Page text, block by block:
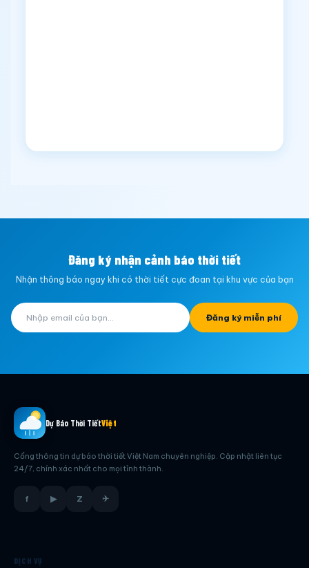
Đăng ký nhận cảnh báo thời tiết
Nhận thông báo ngay khi có thời tiết cực đoan tại khu vực của bạn
Đăng ký miễn phí
Dự Báo Thời TiếtViệt
Cổng thông tin dự báo thời tiết Việt Nam chuyên nghiệp. Cập nhật liên tục
24/7, chính xác nhất cho mọi tỉnh thành.
f ▶ Z ✈
DỊCH VỤ